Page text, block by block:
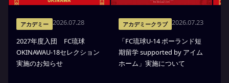
アカデミー 2026.07.28
2027年度入団 FC琉球
OKINAWAU-18セレクション
実施のお知らせ
アカデミークラブ 2026.07.23
「FC琉球U-14 ポーランド短
期留学 supported by アイム
ホーム」実施について